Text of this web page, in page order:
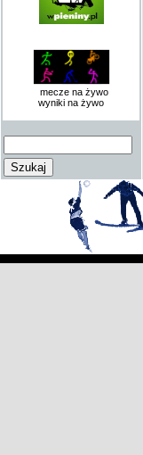
mecze na żywo
wyniki na żywo